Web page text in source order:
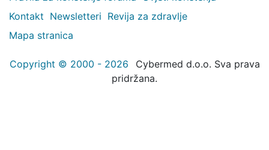
Kontakt Newsletteri Revija za zdravlje
Mapa stranica
Copyright © 2000 - 2026
Cybermed d.o.o. Sva prava
pridržana.